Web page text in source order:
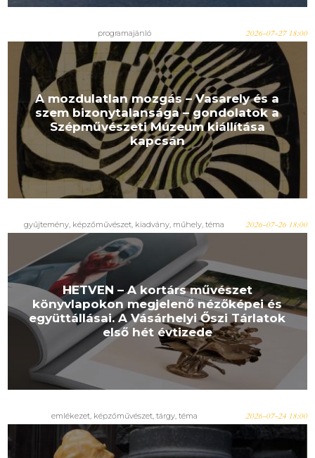
programajánló 2026-07-27 18:00
A mozdulatlan mozgás – Vasarely és a
szem bizonytalansága – gondolatok a
Szépművészeti Múzeum kiállítása
kapcsán
gyűjtemény, képzőművészet, kiadvány, műhely, téma 2026-07-26 18:00
HETVEN – A kortárs művészet
könyvlapokon megjelenő nézőképei és
együttállásai. A Vásárhelyi Őszi Tárlatok
első hét évtizede
emlékezet, képzőművészet, tárgy, téma 2026-07-24 18:00